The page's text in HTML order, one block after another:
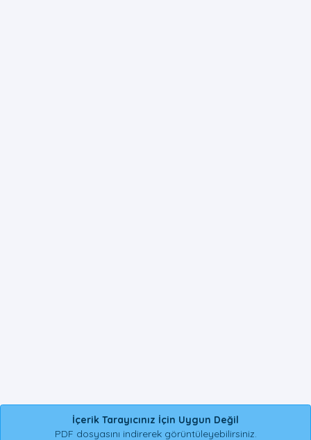
İçerik Tarayıcınız İçin Uygun Değil
PDF dosyasını indirerek görüntüleyebilirsiniz.